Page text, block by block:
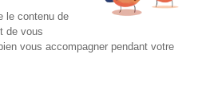
service provider LEMONWAY:
institution whose head office is
75002 Paris, approved by the ACPR
in the Register of Financial Agents
le contenu de
de vous
vous accompagner pendant votre